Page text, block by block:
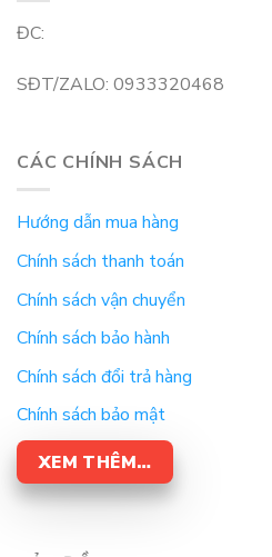
ĐC:
SĐT/ZALO: 0933320468
CÁC CHÍNH SÁCH
Hướng dẫn mua hàng
Chính sách thanh toán
Chính sách vận chuyển
Chính sách bảo hành
Chính sách đổi trả hàng
Chính sách bảo mật
XEM THÊM…